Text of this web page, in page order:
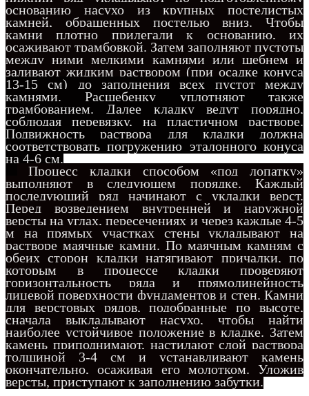
основанию насухо из крупных постелистых
камней, обращенных постелью вниз. Чтобы
камни плотно прилегали к основанию, их
осаживают трамбовкой. Затем заполняют пустоты
между ними мелкими камнями или щебнем и
заливают жидким раствором (при осадке конуса
13-15 см) до заполнения всех пустот между
камнями. Расщебенку уплотняют также
трамбованием. Далее кладку ведут порядно,
соблюдая перевязку, на пластичном растворе.
Подвижность раствора для кладки должна
соответствовать погружению эталонного конуса
на 4-6 см.
Процесс кладки способом «под лопатку»
выполняют в следующем порядке. Каждый
последующий ряд начинают с укладки верст.
Перед возведением внутренней и наружной
версты на углах, пересечениях и через каждые 4-5
м на прямых участках стены укладывают на
растворе маячные камни. По маячным камням с
обеих сторон кладки натягивают причалки, по
которым в процессе кладки проверяют
горизонтальность ряда и прямолинейность
лицевой поверхности фундаментов и стен. Камни
для верстовых рядов, подобранные по высоте,
сначала выкладывают насухо, чтобы найти
наиболее устойчивое положение в кладке. Затем
камень приподнимают, настилают слой раствора
толщиной 3-4 см и устанавливают камень
окончательно, осаживая его молотком. Уложив
версты, приступают к заполнению забутки.